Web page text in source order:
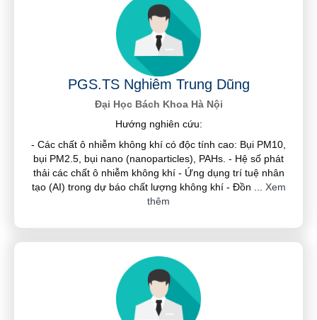
PGS.TS Nghiêm Trung Dũng
Đại Học Bách Khoa Hà Nội
Hướng nghiên cứu:
- Các chất ô nhiễm không khí có độc tính cao: Bụi PM10,
bụi PM2.5, bụi nano (nanoparticles), PAHs. - Hệ số phát
thải các chất ô nhiễm không khí - Ứng dụng trí tuệ nhân
tạo (AI) trong dự báo chất lượng không khí - Đồn
Xem
thêm